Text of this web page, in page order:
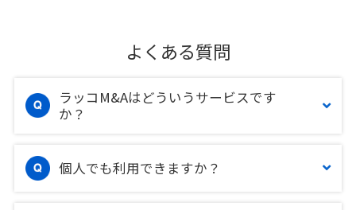
よくある質問
ラッコM&Aはどういうサービスです
か？
個人でも利用できますか？